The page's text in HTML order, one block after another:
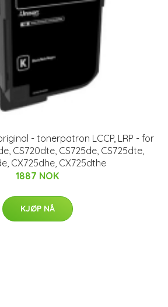
- tonerpatron LCCP, LRP - for
CS720dte, CS725de, CS725dte,
CX725dhe, CX725dthe
1887 NOK
KJØP NÅ